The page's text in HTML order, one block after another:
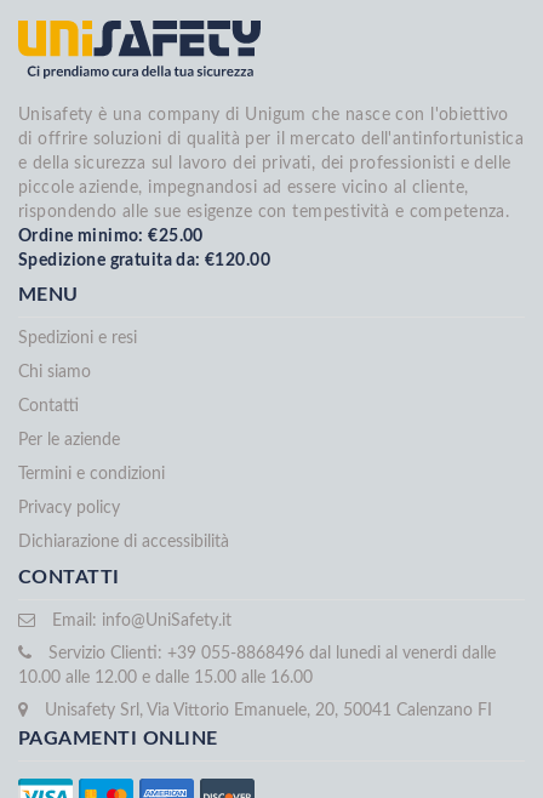
Unisafety è una company di Unigum che nasce con l'obiettivo
di offrire soluzioni di qualità per il mercato dell'antinfortunistica
e della sicurezza sul lavoro dei privati, dei professionisti e delle
piccole aziende, impegnandosi ad essere vicino al cliente,
rispondendo alle sue esigenze con tempestività e competenza.
Ordine minimo: €25.00
Spedizione gratuita da: €120.00
MENU
Spedizioni e resi
Chi siamo
Contatti
Per le aziende
Termini e condizioni
Privacy policy
Dichiarazione di accessibilità
CONTATTI
Email: info@UniSafety.it
Servizio Clienti: +39 055-8868496 dal lunedi al venerdi dalle
10.00 alle 12.00 e dalle 15.00 alle 16.00
Unisafety Srl, Via Vittorio Emanuele, 20, 50041 Calenzano FI
PAGAMENTI ONLINE